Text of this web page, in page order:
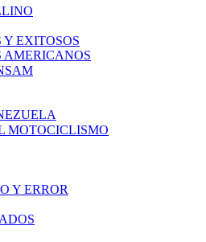
EXITOSOS
AMERICANOS
MOTOCICLISMO
Y ERROR